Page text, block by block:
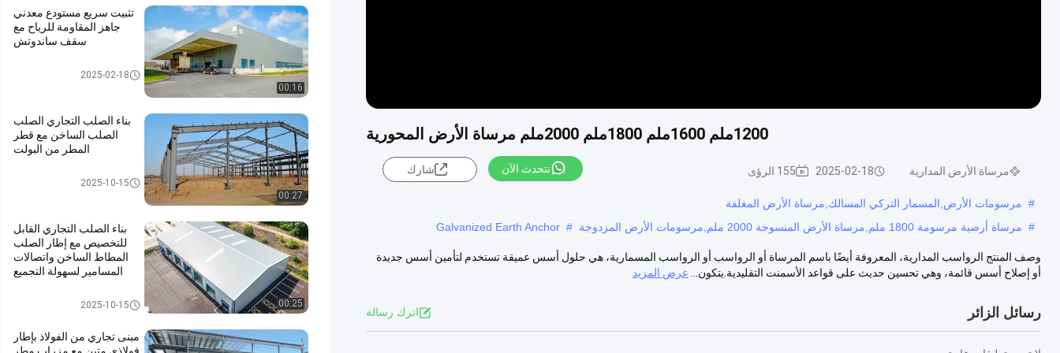
1200ملم 1600ملم 1800ملم 2000ملم مرساة الأرض المحورية
مرساة الأرض المدارية 2025-02-18 155 الرؤى نتحدث الآن شارك
# مرسومات الأرض,المسمار التركي المسالك,مرساة الأرض المغلفة
# مرساة أرضية مرسومة 1800 ملم,مرساة الأرض المنسوجة 2000 ملم,مرسومات الأرض المزدوجة #
Galvanized Earth Anchor
وصف المنتج الرواسب المدارية، المعروفة أيضًا باسم المرساة أو الرواسب أو الرواسب المسمارية، هي حلول أسس عميقة تستخدم لتأمين أسس جديدة
أو إصلاح أسس قائمة، وهي تحسين حديث على قواعد الأسمنت التقليدية.يتكون...
عرض المزيد
رسائل الزائر اترك رسالة
00:16
تثبيت سريع مستودع معدني
جاهز المقاومة للرياح مع
سقف ساندوتش
ورشة عمل الهياكل الفولاذية
2025-02-18
00:27
بناء الصلب التجاري الصلب
الصلب الساخن مع قطر
المطر من البولت
بناء الصلب التجاري2025-10-15
00:25
بناء الصلب التجاري القابل
للتخصيص مع إطار الصلب
المطاط الساخن واتصالات
المسامير لسهولة التجميع
بناء الصلب التجاري2025-10-15
مبنى تجاري من الفولاذ بإطار